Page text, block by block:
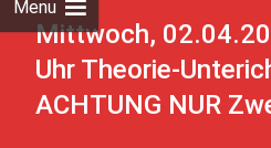
Menu
Mittwoch,
Uhr Theorie-
ACHTUNG NUR